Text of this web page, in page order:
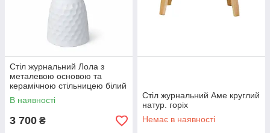
Стіл журнальний Лола з
металевою основою та
керамічною стільницею білий
В наявності
3 700 ₴
Стіл журнальний Аме круглий
натур. горіх
Немає в наявності